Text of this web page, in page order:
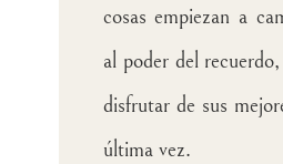
cosas empiezan a
al poder del
disfrutar de sus
última vez.